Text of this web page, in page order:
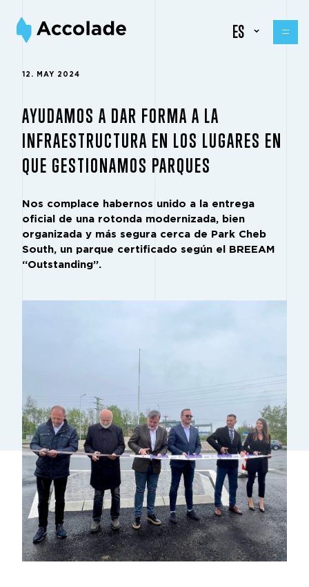
ES
12. MAY 2024
AYUDAMOS A DAR FORMA A LA
INFRAESTRUCTURA EN LOS LUGARES EN
QUE GESTIONAMOS PARQUES
Nos complace habernos unido a la entrega
oficial de una rotonda modernizada, bien
organizada y más segura cerca de Park Cheb
South, un parque certificado según el BREEAM
“Outstanding”.